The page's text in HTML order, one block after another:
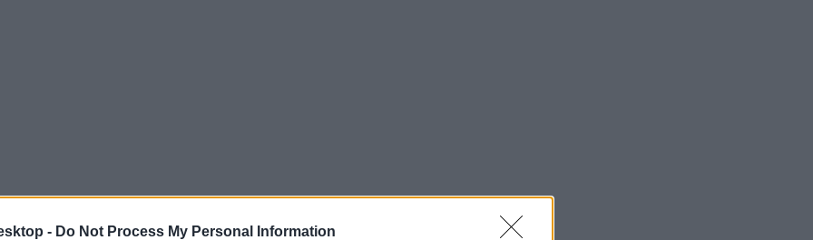
- Do Not Process My Personal Information